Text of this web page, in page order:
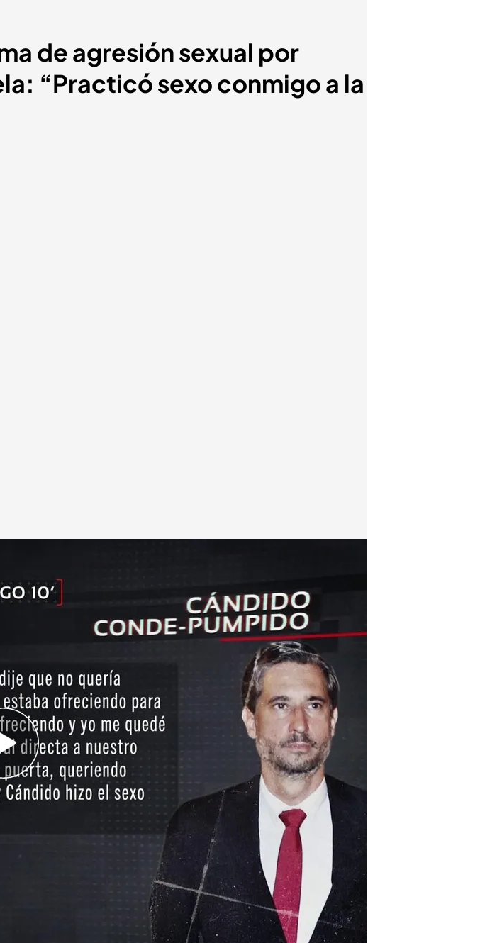
de agresión sexual por
“Practicó sexo conmigo a la
viernes por
sin cargos
cómo era su
presidente del TC,
vida sentimental
presidente Tribunal